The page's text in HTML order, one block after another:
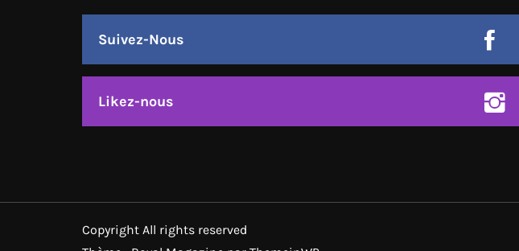
Suivez-Nous
Likez-nous
Copyright All rights reserved